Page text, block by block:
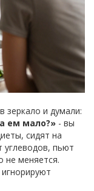
зеркало и думали:
ем мало?» - вы
сидят на
углеводов, пьют
не меняется.